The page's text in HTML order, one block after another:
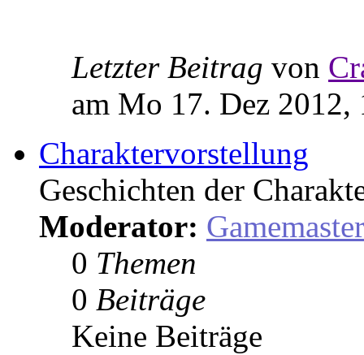
Letzter Beitrag von
am Mo 17. Dez 2012,
Charaktervorstellung
Geschichten der
Moderator: Gamemaster
0 Themen
0 Beiträge
Keine Beiträge